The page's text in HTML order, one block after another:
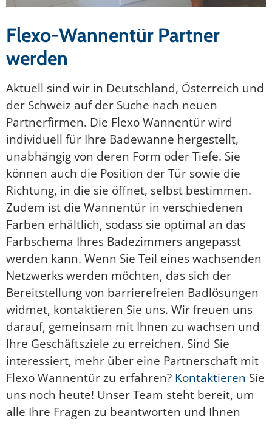
Flexo-Wannentür Partner
werden
Aktuell sind wir in Deutschland, Österreich und
der Schweiz auf der Suche nach neuen
Partnerfirmen. Die Flexo Wannentür wird
individuell für Ihre Badewanne hergestellt,
unabhängig von deren Form oder Tiefe. Sie
können auch die Position der Tür sowie die
Richtung, in die sie öffnet, selbst bestimmen.
Zudem ist die Wannentür in verschiedenen
Farben erhältlich, sodass sie optimal an das
Farbschema Ihres Badezimmers angepasst
werden kann. Wenn Sie Teil eines wachsenden
Netzwerks werden möchten, das sich der
Bereitstellung von barrierefreien Badlösungen
widmet, kontaktieren Sie uns. Wir freuen uns
darauf, gemeinsam mit Ihnen zu wachsen und
Ihre Geschäftsziele zu erreichen. Sind Sie
interessiert, mehr über eine Partnerschaft mit
Flexo Wannentür zu erfahren? Kontaktieren Sie
uns noch heute! Unser Team steht bereit, um
alle Ihre Fragen zu beantworten und Ihnen